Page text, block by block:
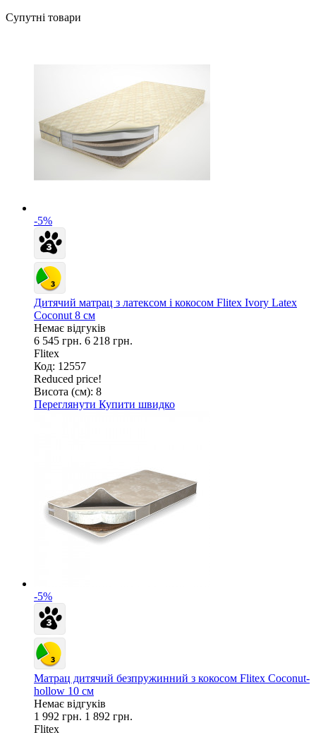
Супутні товари
-5%
Дитячий матрац з латексом і кокосом Flitex Ivory Latex
Coconut 8 см
Немає відгуків
6 545 грн. 6 218 грн.
Flitex
Код: 12557
Reduced price!
Висота (см): 8
Переглянути Купити швидко
-5%
Матрац дитячий безпружинний з кокосом Flitex Coconut-
hollow 10 см
Немає відгуків
1 992 грн. 1 892 грн.
Flitex